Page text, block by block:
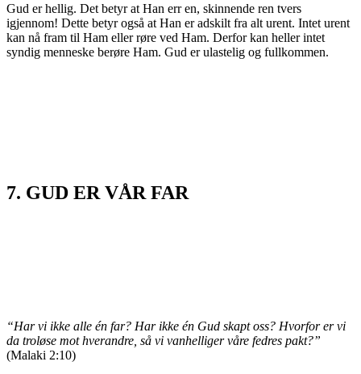
Gud er hellig. Det betyr at Han err en, skinnende ren tvers
igjennom! Dette betyr også at Han er adskilt fra alt urent. Intet urent
kan nå fram til Ham eller røre ved Ham. Derfor kan heller intet
syndig menneske berøre Ham. Gud er ulastelig og fullkommen.
7. GUD ER VÅR FAR
“Har vi ikke alle én far? Har ikke én Gud skapt oss? Hvorfor er vi
da troløse mot hverandre, så vi vanhelliger våre fedres pakt?”
(Malaki 2:10)